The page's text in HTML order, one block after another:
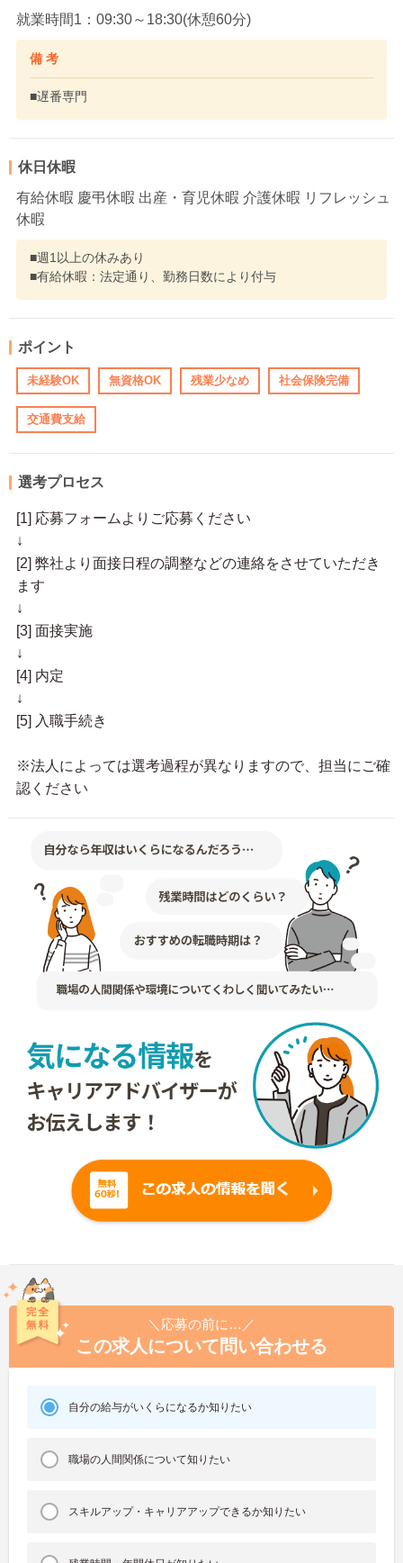
就業時間1：09:30～18:30(休憩60分)
備 考
■遅番専門
休日休暇
有給休暇 慶弔休暇 出産・育児休暇 介護休暇 リフレッシュ
休暇
■週1以上の休みあり
■有給休暇：法定通り、勤務日数により付与
ポイント
未経験OK 無資格OK 残業少なめ 社会保険完備
交通費支給
選考プロセス
[1] 応募フォームよりご応募ください
↓
[2] 弊社より面接日程の調整などの連絡をさせていただき
ます
↓
[3] 面接実施
↓
[4] 内定
↓
[5] 入職手続き
※法人によっては選考過程が異なりますので、担当にご確
認ください
＼応募の前に…／
この求人について問い合わせる
自分の給与がいくらになるか知りたい
職場の人間関係について知りたい
スキルアップ・キャリアアップできるか知りたい